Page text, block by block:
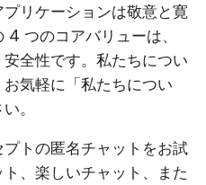
リケーションは敬意と寛
つのコアバリューは、
全性です。私たちについ
気軽に「私たちについ
。
トの匿名チャットをお試
、楽しいチャット、また